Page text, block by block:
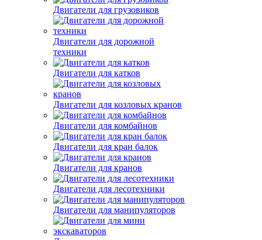
Двигатели для грузовиков
Двигатели для дорожной
техники
Двигатели для катков
Двигатели для козловых кранов
Двигатели для комбайнов
Двигатели для кран балок
Двигатели для кранов
Двигатели для лесотехники
Двигатели для манипуляторов